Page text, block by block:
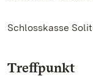
Schlosskasse
Treffpunkt